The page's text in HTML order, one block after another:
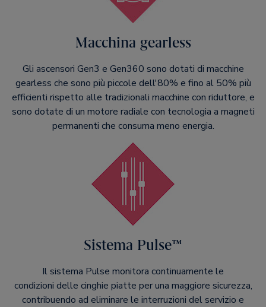
Macchina gearless
Gli ascensori Gen3 e Gen360 sono dotati di macchine
gearless che sono più piccole dell'80% e fino al 50% più
efficienti rispetto alle tradizionali macchine con riduttore, e
sono dotate di un motore radiale con tecnologia a magneti
permanenti che consuma meno energia.
Sistema Pulse™
Il sistema Pulse monitora continuamente le
condizioni delle cinghie piatte per una maggiore sicurezza,
contribuendo ad eliminare le interruzioni del servizio e